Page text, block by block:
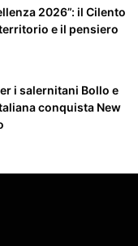
2026”: il Cilento
e il pensiero
i salernitani Bollo e
conquista New